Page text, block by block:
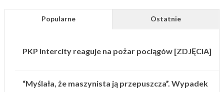
Popularne Ostatnie
PKP Intercity reaguje na pożar pociągów [ZDJĘCIA]
“Myślała, że maszynista ją przepuszcza”. Wypadek